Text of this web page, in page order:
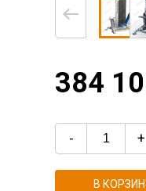
384
- +
В